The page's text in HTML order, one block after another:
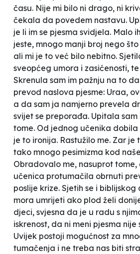
času. Nije mi bilo ni drago, ni
čekala da povedem nastavu.
je li im se pjesma svidjela. Malo
jeste, mnogo manji broj nego
ali mi je to već bilo nebitno.
sveopćeg umora i zasićenosti,
Skrenula sam im pažnju na to
prevod naslova pjesme: Uraa,
a da sam ja namjerno prevela
svijet se preporađa. Upitala
tome. Od jednog učenika
je to ironija. Rastužilo me. Zar
tako mnogo pesimizma kod
Obradovalo me, nasuprot
učenica protumačila obrnuti
poslije krize. Sjetih se i biblijskog
mora umrijeti ako plod želi
djeci, svjesna da je u radu s
iskrenost, da ni meni pjesma nije
Uvijek postoji mogućnost za
tumačenja i ne treba nas biti